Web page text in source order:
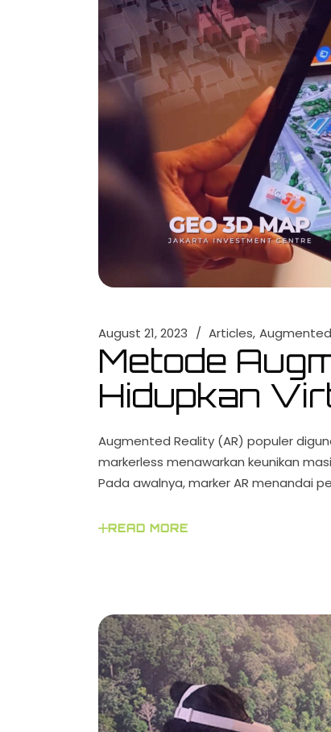
August 21, 2023 Articles
Metode
Hidupkan
Augmented Reality (AR) populer
markerless menawarkan keunikan
Pada awalnya, marker AR menandai
READ MORE